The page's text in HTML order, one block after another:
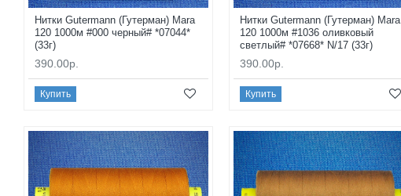
Нитки Gutermann (Гутерман) Mara
120 1000м #000 черный# *07044*
(33г)
390.00р.
Купить
Нитки Gutermann (Гутерман) Mara
120 1000м #1036 оливковый
светлый# *07668* N/17 (33г)
390.00р.
Купить